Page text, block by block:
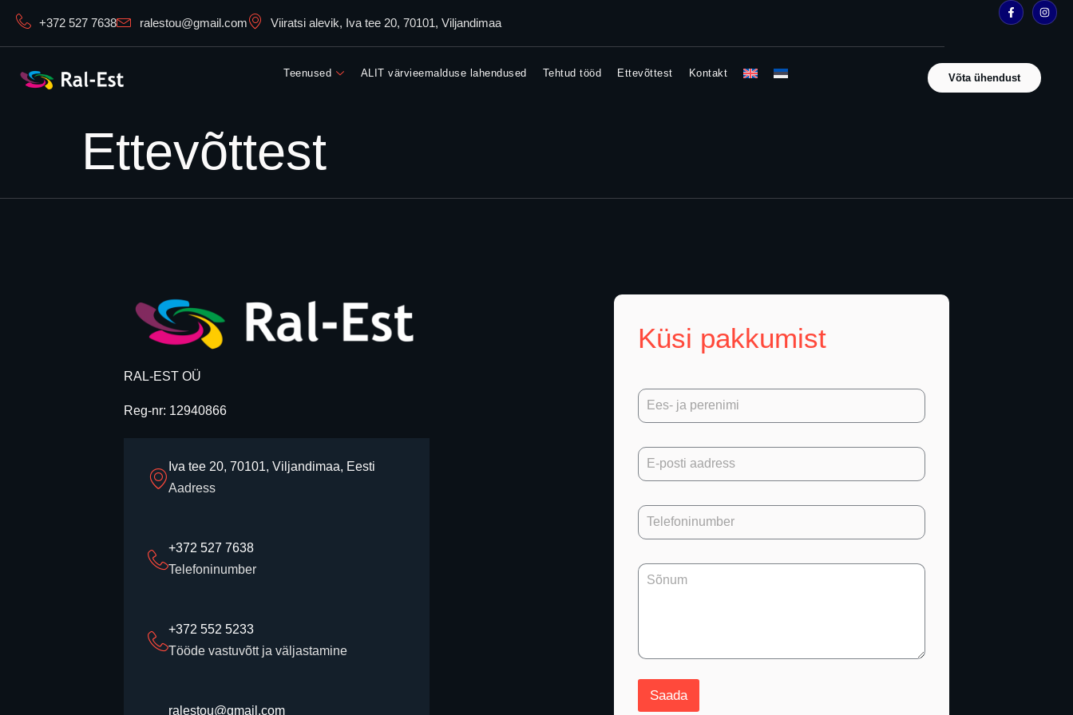
+372 527 7638 ralestou@gmail.com Viiratsi alevik, Iva tee 20, 70101, Viljandimaa
Teenused ALIT värvieemalduse lahendused Tehtud tööd Ettevõttest Kontakt Võta ühendust
Ettevõttest
RAL-EST OÜ
Reg-nr: 12940866
Iva tee 20, 70101, Viljandimaa, Eesti
Aadress
+372 527 7638
Telefoninumber
+372 552 5233
Tööde vastuvõtt ja väljastamine
ralestou@gmail.com
Küsi pakkumist
Saada